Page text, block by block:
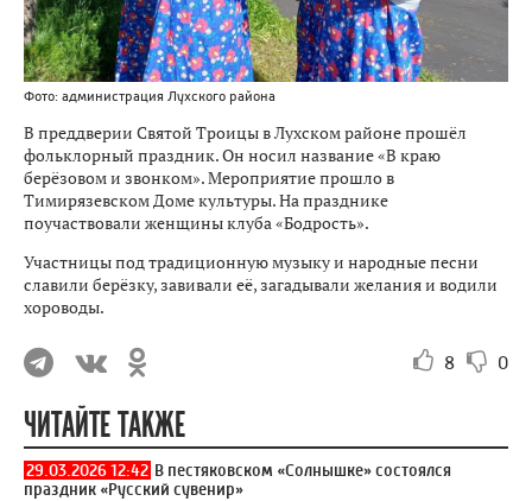
Фото: администрация Лухского района
В преддверии Святой Троицы в Лухском районе прошёл
фольклорный праздник. Он носил название «В краю
берёзовом и звонком». Мероприятие прошло в
Тимирязевском Доме культуры. На празднике
поучаствовали женщины клуба «Бодрость».
Участницы под традиционную музыку и народные песни
славили берёзку, завивали её, загадывали желания и водили
хороводы.
8 0
ЧИТАЙТЕ ТАКЖЕ
29.03.2026 12:42 В пестяковском «Солнышке» состоялся
праздник «Русский сувенир»